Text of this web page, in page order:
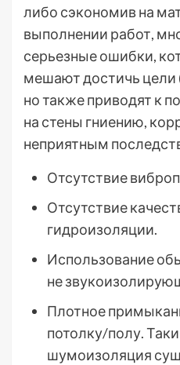
либо сэкономив на
выполнении работ,
серьезные ошибки,
мешают достичь цели
но также приводят к
на стены гниению,
неприятным
Отсутствие
Отсутствие
гидроизоляции.
Использование
не
Плотное
потолку/полу.
шумоизоляция